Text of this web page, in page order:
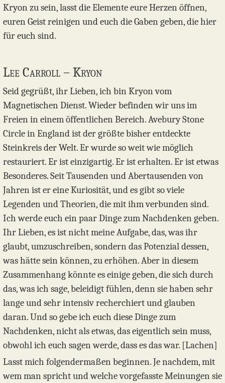
Kryon zu sein, lasst die Elemente eure Herzen öffnen,
euren Geist reinigen und euch die Gaben geben, die hier
für euch sind.
Lee Carroll – Kryon
Seid gegrüßt, ihr Lieben, ich bin Kryon vom
Magnetischen Dienst. Wieder befinden wir uns im
Freien in einem öffentlichen Bereich. Avebury Stone
Circle in England ist der größte bisher entdeckte
Steinkreis der Welt. Er wurde so weit wie möglich
restauriert. Er ist einzigartig. Er ist erhalten. Er ist etwas
Besonderes. Seit Tausenden und Abertausenden von
Jahren ist er eine Kuriosität, und es gibt so viele
Legenden und Theorien, die mit ihm verbunden sind.
Ich werde euch ein paar Dinge zum Nachdenken geben.
Ihr Lieben, es ist nicht meine Aufgabe, das, was ihr
glaubt, umzuschreiben, sondern das Potenzial dessen,
was hätte sein können, zu erhöhen. Aber in diesem
Zusammenhang könnte es einige geben, die sich durch
das, was ich sage, beleidigt fühlen, denn sie haben sehr
lange und sehr intensiv recherchiert und glauben
daran. Und so gebe ich euch diese Dinge zum
Nachdenken, nicht als etwas, das eigentlich sein muss,
obwohl ich euch sagen werde, dass es das war. [Lachen]
Lasst mich folgendermaßen beginnen. Je nachdem, mit
wem man spricht und welche vorgefasste Meinungen sie